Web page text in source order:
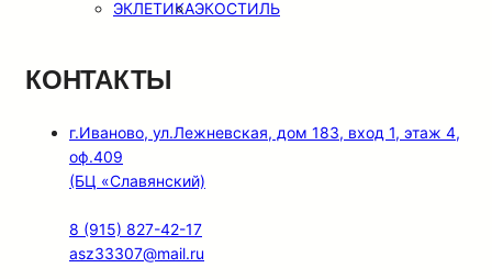
ЭКЛЕТИКАЭКОСТИЛЬ
КОНТАКТЫ
г.Иваново, ул.Лежневская, дом 183, вход 1, этаж 4,
оф.409
(БЦ «Славянский)
8 (915) 827-42-17
asz33307@mail.ru